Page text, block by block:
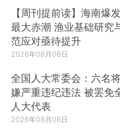
【周刊提前读】海南爆
最大赤潮 渔业基础研究
范应对亟待提升
2026年08月08日
全国人大常委会：六名
嫌严重违纪违法 被罢免
人大代表
2026年08月08日